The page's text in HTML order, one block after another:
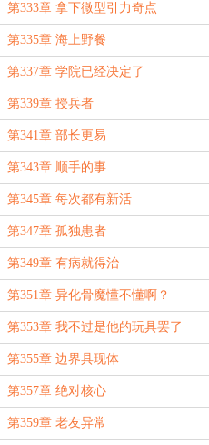
第333章 拿下微型引力奇点
第335章 海上野餐
第337章 学院已经决定了
第339章 授兵者
第341章 部长更易
第343章 顺手的事
第345章 每次都有新活
第347章 孤独患者
第349章 有病就得治
第351章 异化骨魔懂不懂啊？
第353章 我不过是他的玩具罢了
第355章 边界具现体
第357章 绝对核心
第359章 老友异常